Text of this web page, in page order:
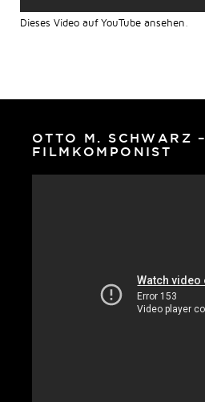
Dieses Video auf YouTube ansehen.
OTTO M. SCHWARZ –
FILMKOMPONIST